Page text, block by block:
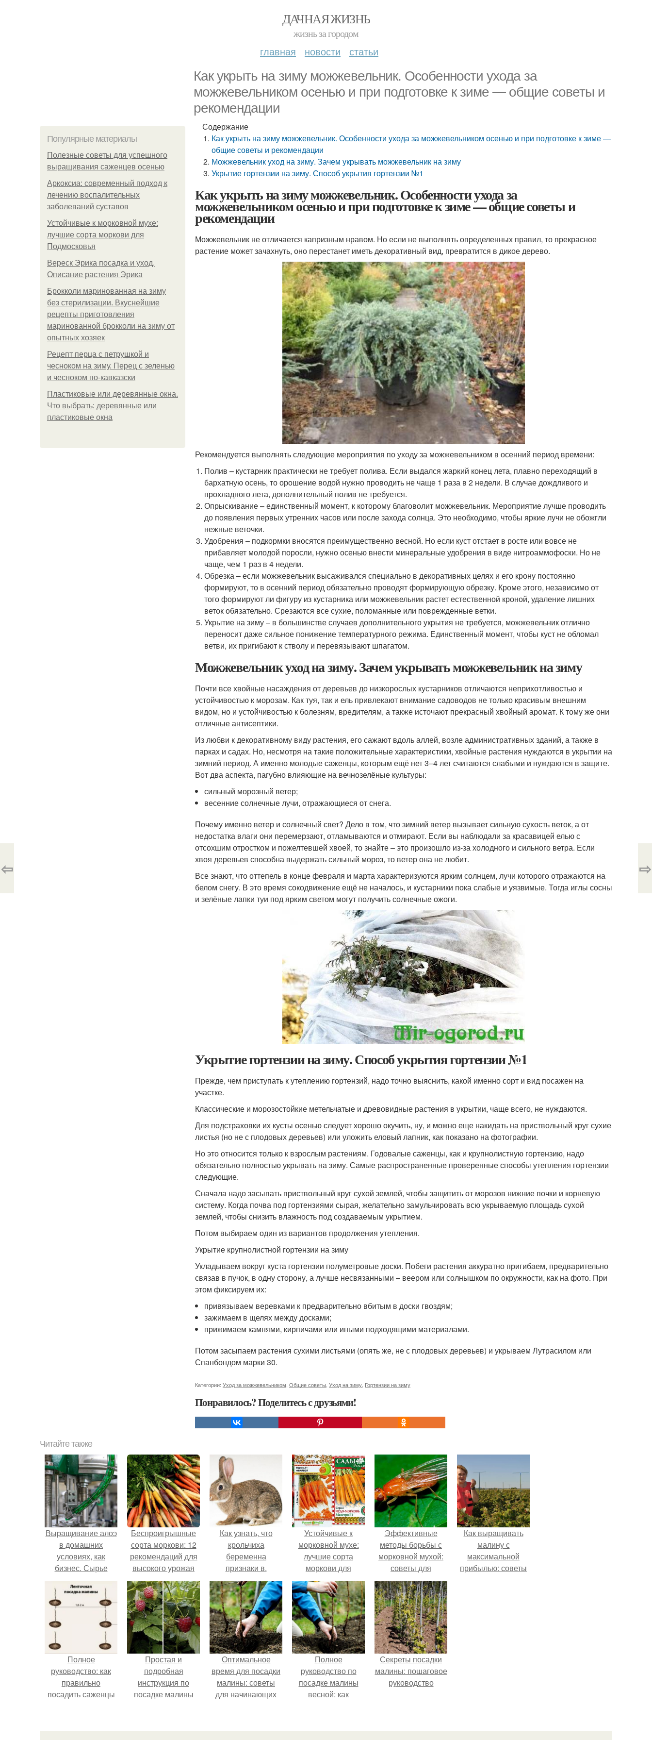
ДАЧНАЯ ЖИЗНЬ
жизнь за городом
главная новости статьи
Как укрыть на зиму можжевельник. Особенности ухода за
можжевельником осенью и при подготовке к зиме — общие советы и
рекомендации
Популярные материалы
Полезные советы для успешного
выращивания саженцев осенью
Аркоксиа: современный подход к
лечению воспалительных
заболеваний суставов
Устойчивые к морковной мухе:
лучшие сорта моркови для
Подмосковья
Вереск Эрика посадка и уход.
Описание растения Эрика
Брокколи маринованная на зиму
без стерилизации. Вкуснейшие
рецепты приготовления
маринованной брокколи на зиму от
опытных хозяек
Рецепт перца с петрушкой и
чесноком на зиму. Перец с зеленью
и чесноком по-кавказски
Пластиковые или деревянные окна.
Что выбрать: деревянные или
пластиковые окна
Содержание
Как укрыть на зиму можжевельник. Особенности ухода за можжевельником осенью и при подготовке к зиме —
общие советы и рекомендации
Можжевельник уход на зиму. Зачем укрывать можжевельник на зиму
Укрытие гортензии на зиму. Способ укрытия гортензии №1
Как укрыть на зиму можжевельник. Особенности ухода за
можжевельником осенью и при подготовке к зиме — общие советы и
рекомендации
Можжевельник не отличается капризным нравом. Но если не выполнять определенных правил, то прекрасное
растение может зачахнуть, оно перестанет иметь декоративный вид, превратится в дикое дерево.
Рекомендуется выполнять следующие мероприятия по уходу за можжевельником в осенний период времени:
Полив – кустарник практически не требует полива. Если выдался жаркий конец лета, плавно переходящий в
бархатную осень, то орошение водой нужно проводить не чаще 1 раза в 2 недели. В случае дождливого и
прохладного лета, дополнительный полив не требуется.
Опрыскивание – единственный момент, к которому благоволит можжевельник. Мероприятие лучше проводить
до появления первых утренних часов или после захода солнца. Это необходимо, чтобы яркие лучи не обожгли
нежные веточки.
Удобрения – подкормки вносятся преимущественно весной. Но если куст отстает в росте или вовсе не
прибавляет молодой поросли, нужно осенью внести минеральные удобрения в виде нитроаммофоски. Но не
чаще, чем 1 раз в 4 недели.
Обрезка – если можжевельник высаживался специально в декоративных целях и его крону постоянно
формируют, то в осенний период обязательно проводят формирующую обрезку. Кроме этого, независимо от
того формируют ли фигуру из кустарника или можжевельник растет естественной кроной, удаление лишних
веток обязательно. Срезаются все сухие, поломанные или поврежденные ветки.
Укрытие на зиму – в большинстве случаев дополнительного укрытия не требуется, можжевельник отлично
переносит даже сильное понижение температурного режима. Единственный момент, чтобы куст не обломал
ветви, их пригибают к стволу и перевязывают шпагатом.
Можжевельник уход на зиму. Зачем укрывать можжевельник на зиму
Почти все хвойные насаждения от деревьев до низкорослых кустарников отличаются неприхотливостью и
устойчивостью к морозам. Как туя, так и ель привлекают внимание садоводов не только красивым внешним
видом, но и устойчивостью к болезням, вредителям, а также источают прекрасный хвойный аромат. К тому же они
отличные антисептики.
Из любви к декоративному виду растения, его сажают вдоль аллей, возле административных зданий, а также в
парках и садах. Но, несмотря на такие положительные характеристики, хвойные растения нуждаются в укрытии на
зимний период. А именно молодые саженцы, которым ещё нет 3–4 лет считаются слабыми и нуждаются в защите.
Вот два аспекта, пагубно влияющие на вечнозелёные культуры:
сильный морозный ветер;
весенние солнечные лучи, отражающиеся от снега.
Почему именно ветер и солнечный свет? Дело в том, что зимний ветер вызывает сильную сухость веток, а от
недостатка влаги они перемерзают, отламываются и отмирают. Если вы наблюдали за красавицей елью с
отсохшим отростком и пожелтевшей хвоей, то знайте – это произошло из-за холодного и сильного ветра. Если
хвоя деревьев способна выдержать сильный мороз, то ветер она не любит.
Все знают, что оттепель в конце февраля и марта характеризуются ярким солнцем, лучи которого отражаются на
белом снегу. В это время сокодвижение ещё не началось, и кустарники пока слабые и уязвимые. Тогда иглы сосны
и зелёные лапки туи под ярким светом могут получить солнечные ожоги.
Укрытие гортензии на зиму. Способ укрытия гортензии №1
Прежде, чем приступать к утеплению гортензий, надо точно выяснить, какой именно сорт и вид посажен на
участке.
Классические и морозостойкие метельчатые и древовидные растения в укрытии, чаще всего, не нуждаются.
Для подстраховки их кусты осенью следует хорошо окучить, ну, и можно еще накидать на приствольный круг сухие
листья (но не с плодовых деревьев) или уложить еловый лапник, как показано на фотографии.
Но это относится только к взрослым растениям. Годовалые саженцы, как и крупнолистную гортензию, надо
обязательно полностью укрывать на зиму. Самые распространенные проверенные способы утепления гортензии
следующие.
Сначала надо засыпать приствольный круг сухой землей, чтобы защитить от морозов нижние почки и корневую
систему. Когда почва под гортензиями сырая, желательно замульчировать всю укрываемую площадь сухой
землей, чтобы снизить влажность под создаваемым укрытием.
Потом выбираем один из вариантов продолжения утепления.
Укрытие крупнолистной гортензии на зиму
Укладываем вокруг куста гортензии полуметровые доски. Побеги растения аккуратно пригибаем, предварительно
связав в пучок, в одну сторону, а лучше несвязанными – веером или солнышком по окружности, как на фото. При
этом фиксируем их:
привязываем веревками к предварительно вбитым в доски гвоздям;
зажимаем в щелях между досками;
прижимаем камнями, кирпичами или иными подходящими материалами.
Потом засыпаем растения сухими листьями (опять же, не с плодовых деревьев) и укрываем Лутрасилом или
Спанбондом марки 30.
Категории: Уход за можжевельником Общие советы Уход на зиму Гортензии на зиму
Понравилось? Поделитесь с друзьями!
⇦ ⇨
Читайте также
Выращивание алоэ
в домашних
условиях, как
бизнес. Сырье
и рецептура
Беспроигрышные
сорта моркови: 12
рекомендаций для
высокого урожая
Как узнать, что
крольчиха
беременна
признаки в.
Признаки
беременности
крольчихи
Устойчивые к
морковной мухе:
лучшие сорта
моркови для
Подмосковья
Эффективные
методы борьбы с
морковной мухой:
советы для
садоводов
Как выращивать
малину с
максимальной
прибылью: советы
Полное
руководство: как
правильно
посадить саженцы
Простая и
подробная
инструкция по
посадке малины
Оптимальное
время для посадки
малины: советы
для начинающих
Полное
руководство по
посадке малины
весной: как
открытый грунт
Секреты посадки
малины: пошаговое
руководство